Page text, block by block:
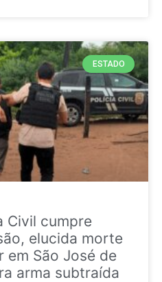
ESTADO
Civil cumpre
elucida morte
em São José de
arma subtraída